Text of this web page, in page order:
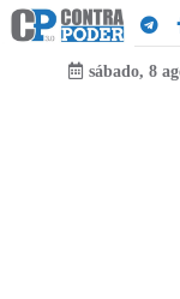
sábado, 8